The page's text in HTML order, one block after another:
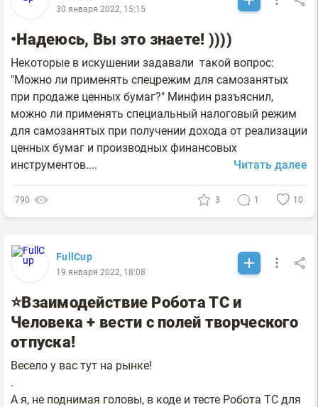
30 января 2022, 15:15
•Надеюсь, Вы это знаете! ))))
Некоторые в искушении задавали такой вопрос:
"Можно ли применять спецрежим для самозанятых
при продаже ценных бумаг?" Минфин разъяснил,
можно ли применять специальный налоговый режим
для самозанятых при получении дохода от реализации
ценных бумаг и производных финансовых
инструментов....
Читать далее
790 3 1 10
FullCup
19 января 2022, 18:08
⭐Взаимодействие Робота ТС и
Человека + вести с полей творческого
отпуска!
Весело у вас тут на рынке!
.
А я, не поднимая головы, в коде и тесте Робота ТС для